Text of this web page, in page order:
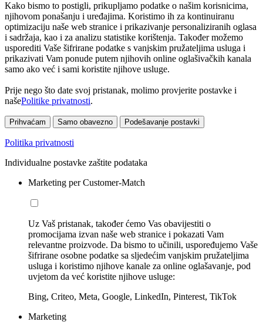
Kako bismo to postigli, prikupljamo podatke o našim korisnicima,
njihovom ponašanju i uređajima. Koristimo ih za kontinuiranu
optimizaciju naše web stranice i prikazivanje personaliziranih oglasa
i sadržaja, kao i za analizu statistike korištenja. Također možemo
usporediti Vaše šifrirane podatke s vanjskim pružateljima usluga i
prikazivati Vam ponude putem njihovih online oglašivačkih kanala
samo ako već i sami koristite njihove usluge.
Prije nego što date svoj pristanak, molimo provjerite postavke i
našePolitike privatnosti.
Prihvaćam Samo obavezno Podešavanje postavki
Politika privatnosti
Individualne postavke zaštite podataka
Marketing per Customer-Match
Uz Vaš pristanak, također ćemo Vas obavijestiti o
promocijama izvan naše web stranice i pokazati Vam
relevantne proizvode. Da bismo to učinili, uspoređujemo Vaše
šifrirane osobne podatke sa sljedećim vanjskim pružateljima
usluga i koristimo njihove kanale za online oglašavanje, pod
uvjetom da već koristite njihove usluge:
Bing, Criteo, Meta, Google, LinkedIn, Pinterest, TikTok
Marketing